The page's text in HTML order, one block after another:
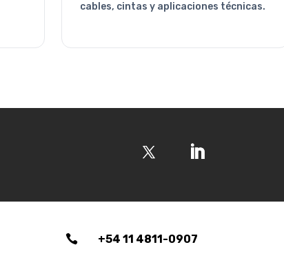
cables, cintas y aplicaciones técnicas.
 +54 11 4811-0907